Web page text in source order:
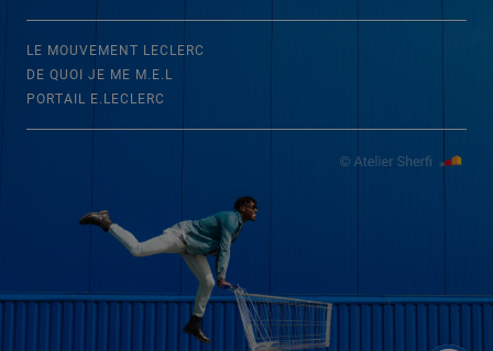
LE MOUVEMENT LECLERC
DE QUOI JE ME M.E.L
PORTAIL E.LECLERC